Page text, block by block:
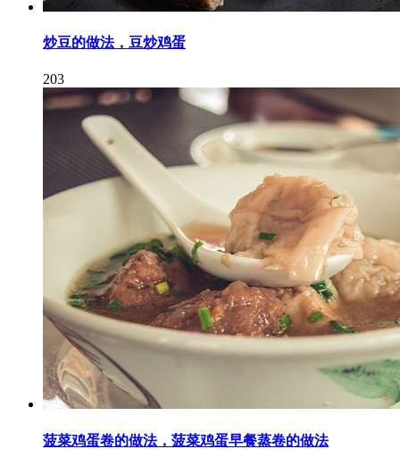
炒豆的做法，豆炒鸡蛋
203
菠菜鸡蛋卷的做法，菠菜鸡蛋早餐蒸卷的做法